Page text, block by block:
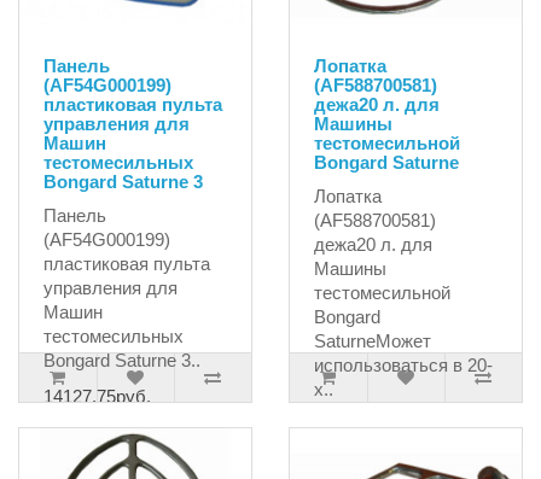
Панель
(AF54G000199)
пластиковая пульта
управления для
Машин
тестомесильных
Bongard Saturne 3
Панель
(AF54G000199)
пластиковая пульта
управления для
Машин
тестомесильных
Bongard Saturne 3..
14127.75руб.
Лопатка
(AF588700581)
дежа20 л. для
Машины
тестомесильной
Bongard Saturne
Лопатка
(AF588700581)
дежа20 л. для
Машины
тестомесильной
Bongard
SaturneМожет
использоваться в 20-
х..
20065.50руб.